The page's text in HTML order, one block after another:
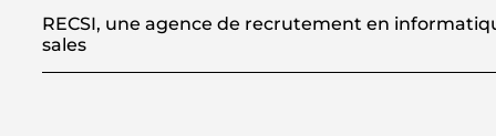
RECSI, une agence de recrutement en
sales